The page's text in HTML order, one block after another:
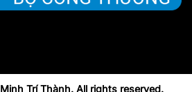
Minh Trí Thành. All rights reserved.